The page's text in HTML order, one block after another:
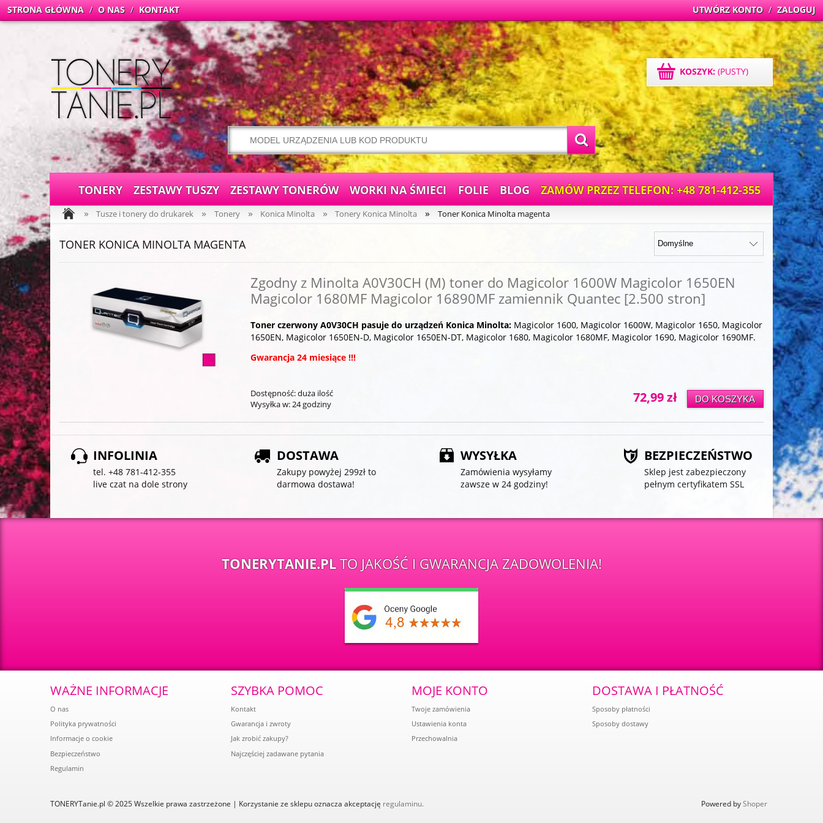
STRONA GŁÓWNA / O NAS / KONTAKT UTWÓRZ KONTO / ZALOGUJ
KOSZYK: (PUSTY)
TONERY ZESTAWY TUSZY ZESTAWY TONERÓW WORKI NA ŚMIECI FOLIE BLOG ZAMÓW PRZEZ TELEFON: +48 781-412-355
» Tusze i tonery do drukarek » Tonery » Konica Minolta » Tonery Konica Minolta » Toner Konica Minolta magenta
TONER KONICA MINOLTA MAGENTA
Zgodny z Minolta A0V30CH (M) toner do Magicolor 1600W Magicolor 1650EN
Magicolor 1680MF Magicolor 16890MF zamiennik Quantec [2.500 stron]
Toner czerwony A0V30CH pasuje do urządzeńKonica Minolta:Magicolor 1600, Magicolor 1600W, Magicolor 1650, Magicolor
1650EN, Magicolor 1650EN-D, Magicolor 1650EN-DT, Magicolor 1680, Magicolor 1680MF, Magicolor 1690, Magicolor 1690MF.
Gwarancja 24 miesiące !!!
Dostępność:duża ilość
Wysyłka w:24 godziny 72,99 zł DO KOSZYKA
INFOLINIA
tel. +48 781-412-355
live czat na dole strony
DOSTAWA
Zakupy powyżej 299zł to
darmowa dostawa!
WYSYŁKA
Zamówienia wysyłamy
zawsze w 24 godziny!
BEZPIECZEŃSTWO
Sklep jest zabezpieczony
pełnym certyfikatem SSL
TONERYTANIE.PLTO JAKOŚĆ I GWARANCJA ZADOWOLENIA!
WAŻNE INFORMACJE
O nas
Polityka prywatności
Informacje o cookie
Bezpieczeństwo
Regulamin
SZYBKA POMOC
Kontakt
Gwarancja i zwroty
Jak zrobić zakupy?
Najczęściej zadawane pytania
MOJE KONTO
Twoje zamówienia
Ustawienia konta
Przechowalnia
DOSTAWA I PŁATNOŚĆ
Sposoby płatności
Sposoby dostawy
TONERYTanie.pl © 2025 Wszelkie prawa zastrzeżone | Korzystanie ze sklepu oznacza akceptację regulaminu. Powered byShoper